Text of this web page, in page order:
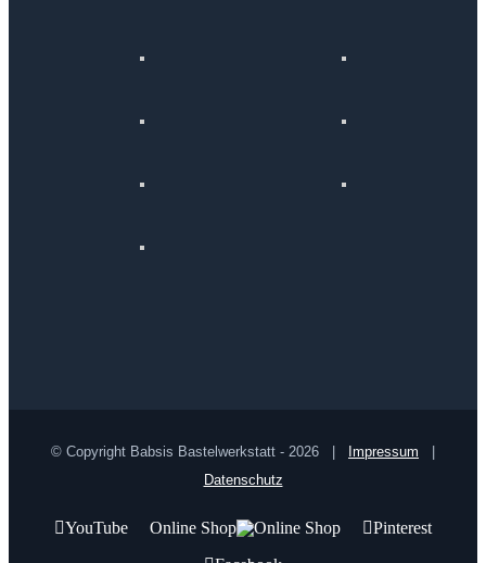
© Copyright Babsis Bastelwerkstatt - 2026 | Impressum
Datenschutz
YouTube Online Shop
Pinterest